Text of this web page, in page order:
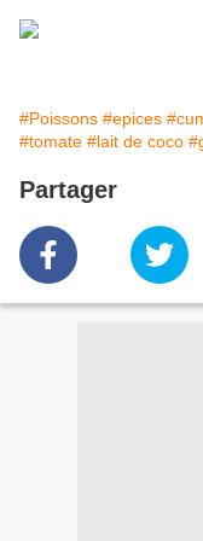
#Poissons #epices
#tomate #lait de coco
Partager